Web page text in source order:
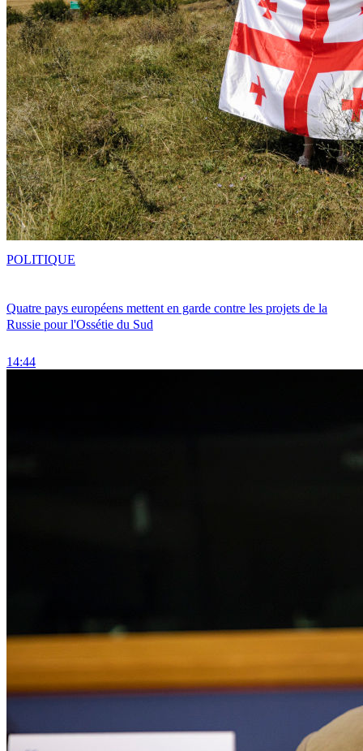
Quatre pays européens mettent en garde contre les projets de la
Russie pour l'Ossétie du Sud
14:44
POLITIQUE